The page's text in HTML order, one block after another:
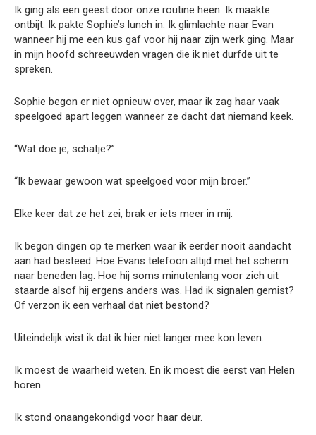
Ik ging als een geest door onze routine heen. Ik maakte
ontbijt. Ik pakte Sophie’s lunch in. Ik glimlachte naar Evan
wanneer hij me een kus gaf voor hij naar zijn werk ging. Maar
in mijn hoofd schreeuwden vragen die ik niet durfde uit te
spreken.
Sophie begon er niet opnieuw over, maar ik zag haar vaak
speelgoed apart leggen wanneer ze dacht dat niemand keek.
“Wat doe je, schatje?”
“Ik bewaar gewoon wat speelgoed voor mijn broer.”
Elke keer dat ze het zei, brak er iets meer in mij.
Ik begon dingen op te merken waar ik eerder nooit aandacht
aan had besteed. Hoe Evans telefoon altijd met het scherm
naar beneden lag. Hoe hij soms minutenlang voor zich uit
staarde alsof hij ergens anders was. Had ik signalen gemist?
Of verzon ik een verhaal dat niet bestond?
Uiteindelijk wist ik dat ik hier niet langer mee kon leven.
Ik moest de waarheid weten. En ik moest die eerst van Helen
horen.
Ik stond onaangekondigd voor haar deur.